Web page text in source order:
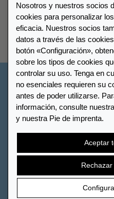
Lista de
Encuentre su
Nosotros y nuestros socios
cookies para personalizar
eficacia. Nuestros socios
datos a través de las
botón «Configuración»,
sobre los tipos de cookies
controlar su uso. Tenga en
no esenciales requieren su
antes de poder utilizarse.
información, consulte nuestra
y nuestra Pie de imprenta.
Aceptar
Configuración de cookies
Declaración de
© 2026 LEUCHTTURM.